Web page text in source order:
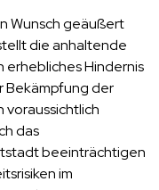
Wunsch geäußert
die anhaltende
Hindernis
Bekämpfung der
voraussichtlich
das
beeinträchtigen
im